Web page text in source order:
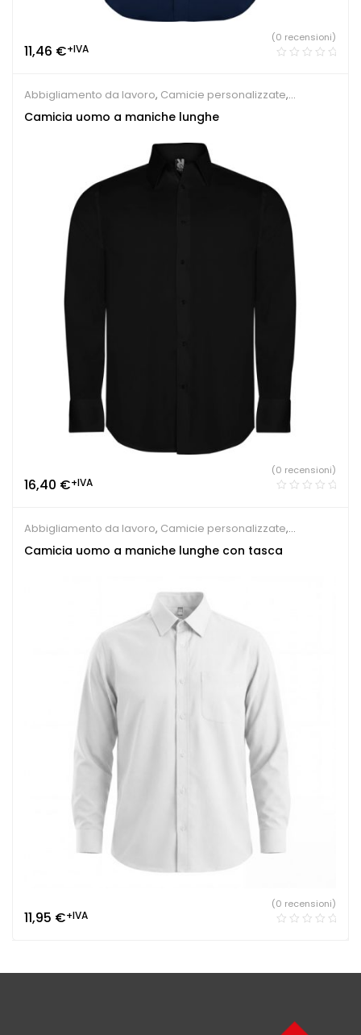
11,46 €+IVA
(0 recensioni)
Abbigliamento da lavoro, Camicie personalizzate,
Ristorante e Pizzeria
Camicia uomo a maniche lunghe
16,40 €+IVA
(0 recensioni)
Abbigliamento da lavoro, Camicie personalizzate,
Ristorante e Pizzeria
Camicia uomo a maniche lunghe con tasca
11,95 €+IVA
(0 recensioni)